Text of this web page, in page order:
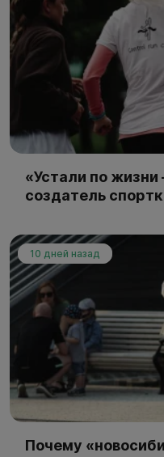
«Устали по
создатель
10 дней назад
Почему